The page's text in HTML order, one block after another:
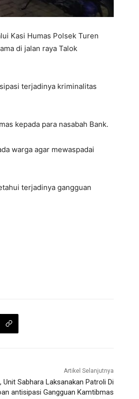
Kasi Humas Polsek Turen
di jalan raya Talok
terjadinya kriminalitas
kepada para nasabah Bank.
warga agar mewaspadai
terjadinya gangguan
Artikel Selanjutnya
Unit Sabhara Laksanakan Patroli Di
antisipasi Gangguan Kamtibmas